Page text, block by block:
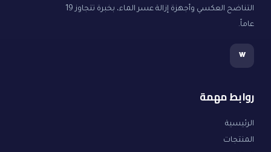
التناضح العكسي وأجهزة إزالة عسر الماء، بخبرة تتجاوز 19
عاماً.
w
روابط مهمة
الرئيسية
المنتجات